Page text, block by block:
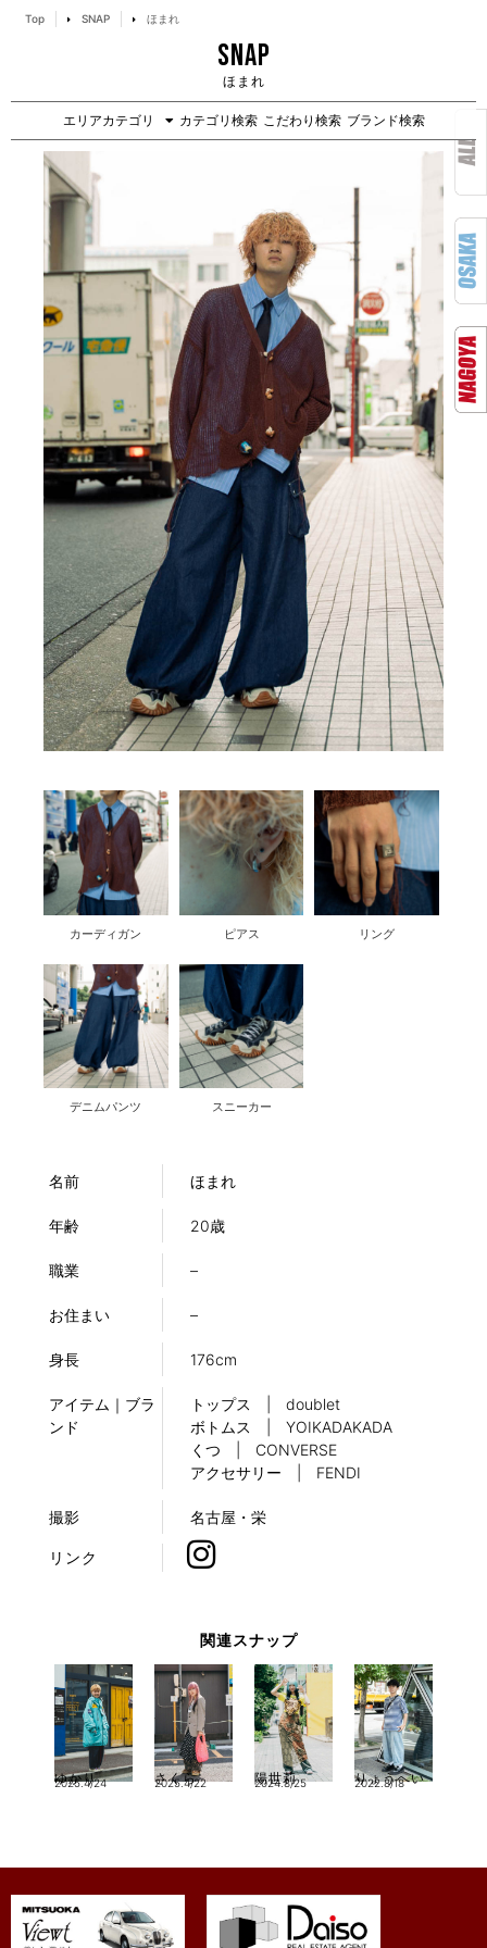
Top SNAP ほまれ
SNAP
ほまれ
エリアカテゴリ カテゴリ検索 こだわり検索 ブランド検索
カーディガン ピアス リング
デニムパンツ スニーカー
名前 ほまれ
年齢 20歳
職業 –
お住まい –
身長 176cm
アイテム｜ブラ
ンド
トップス | doublet
ボトムス | YOIKADAKADA
くつ | CONVERSE
アクセサリー | FENDI
撮影 名古屋・栄
リンク
関連スナップ
ゆかり
2025.4/24 さくら
2025.4/22 陽世莉
2024.8/25 りょうへい
2022.8/18